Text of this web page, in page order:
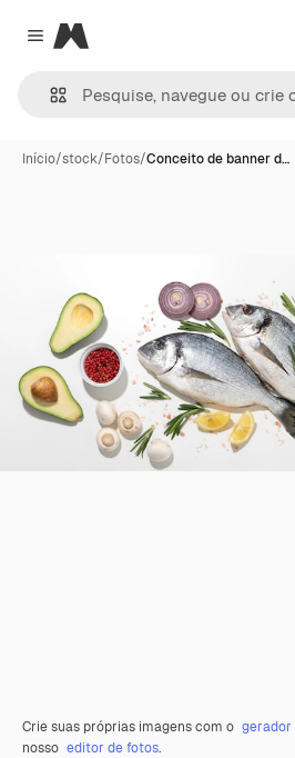
Close menu
Magnific
Início/stock/Fotos/Conceito de banner d…
Crie suas próprias imagens com o gerador
nosso editor de fotos.